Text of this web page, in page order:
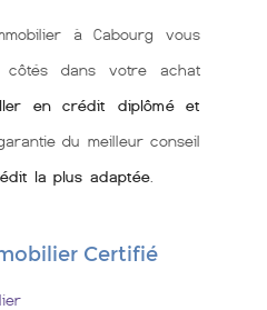
à Cabourg vous
dans votre achat
en crédit diplômé et
du meilleur conseil
la plus adaptée
Certifié